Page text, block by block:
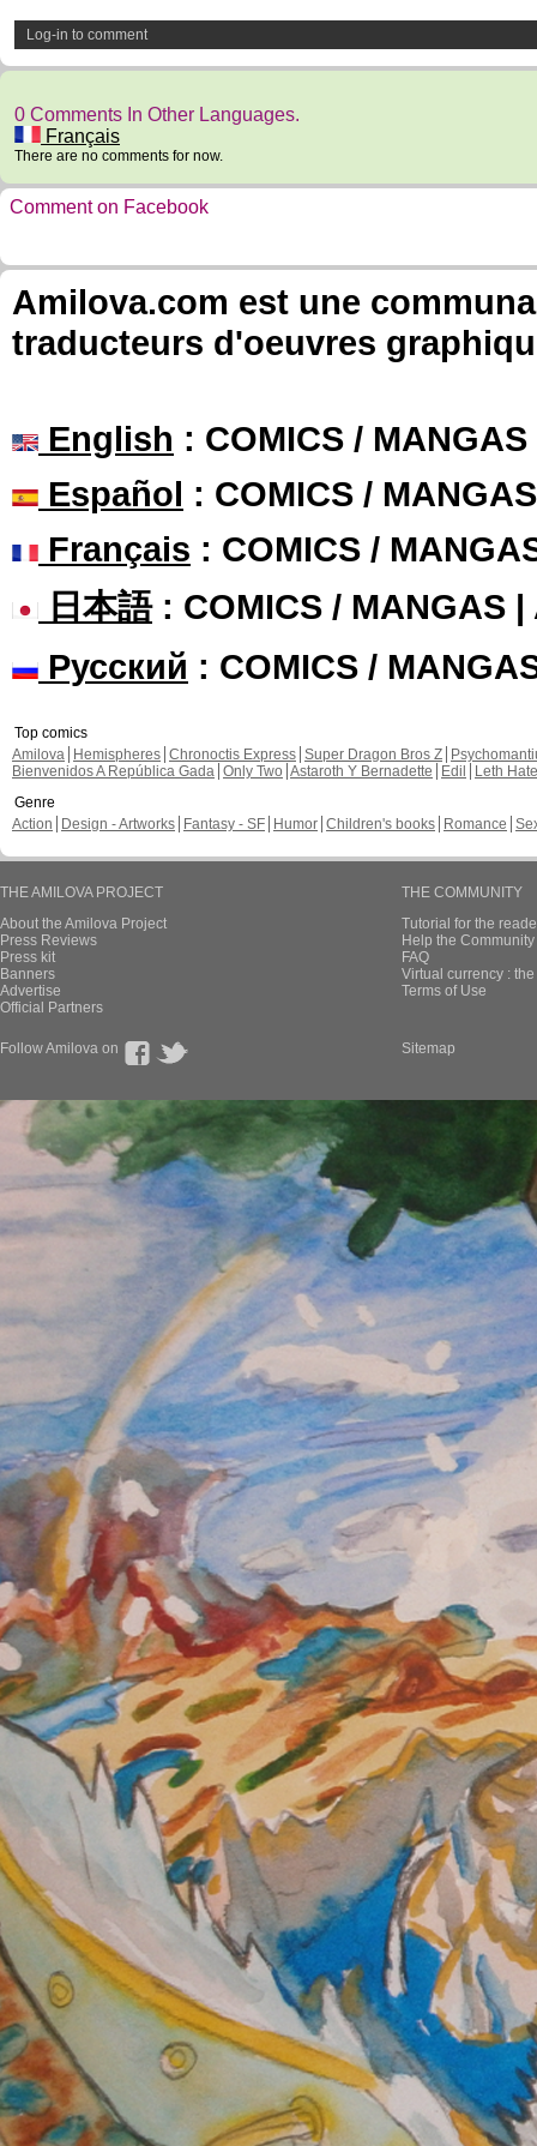
Log-in to comment
0 Comments In Other Languages.
Français
There are no comments for now.
Comment on Facebook
Amilova.com est une
traducteurs d'oeuvres
English : COMICS /
Español : COMICS /
Français : COMICS /
日本語: COMICS / MANGAS |
Русский : COMICS /
Top comics
Amilova
Hemispheres Chronoctis Express Super Dragon Bros Z
Bienvenidos A República Gada Only Two Astaroth Y Bernadette Edil
Leth Hate
Genre
Action
Design - Artworks Fantasy - SF Humor Children's books Romance
THE AMILOVA PROJECT
About the Amilova Project
Press Reviews
Press kit
Banners
Advertise
Official Partners
THE COMMUNITY
Tutorial for the
Help the
FAQ
Virtual currency :
Terms of Use
Follow Amilova on Sitemap